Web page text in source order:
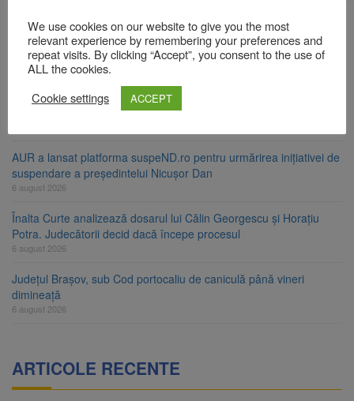
Bărbat din Victoria, reținut după ce și-ar fi agresat soția de două
ori în câteva zile
6 august 2026
Urmele atelajului i-au condus pe polițiști la cioate. Bărbat prins în
AUR a lansat platforma suspeND.ro pentru urmărirea inițiativei de
suspendare a președintelui Nicușor Dan
6 august 2026
Înalta Curte analizează dosarul lui Călin Georgescu și Horațiu
Potra. Judecătorii decid dacă începe procesul
6 august 2026
Județul Brașov, sub Cod portocaliu de caniculă până vineri
dimineață
6 august 2026
ARTICOLE RECENTE
We use cookies on our website to give you the most
relevant experience by remembering your preferences and
repeat visits. By clicking “Accept”, you consent to the use of
ALL the cookies.
Cookie settings
ACCEPT